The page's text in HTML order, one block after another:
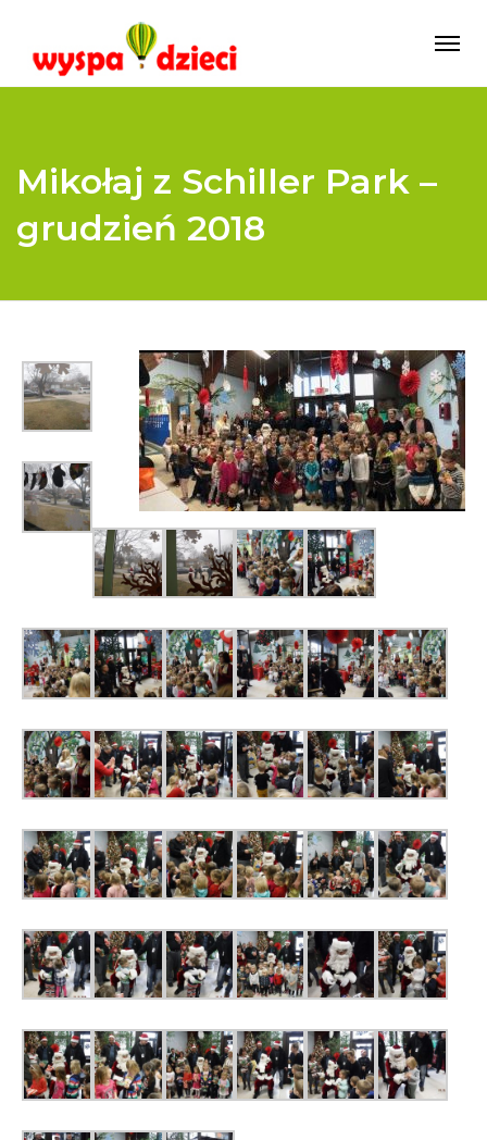
Mikołaj z Schiller Park –
grudzień 2018